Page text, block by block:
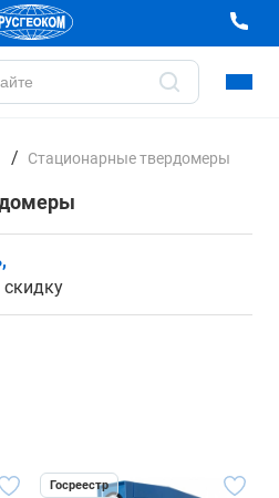
Стационарные твердомеры
Госреестр